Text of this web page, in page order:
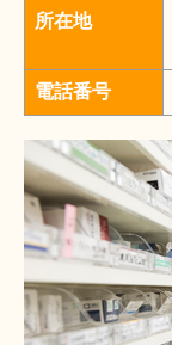
所在地
電話番号